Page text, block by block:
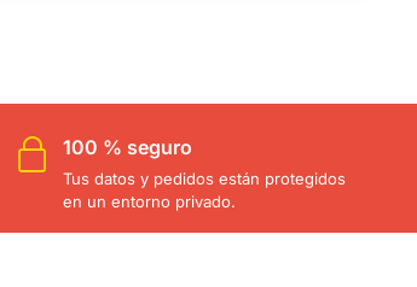
100 % seguro
Tus datos y pedidos están protegidos
en un entorno privado.